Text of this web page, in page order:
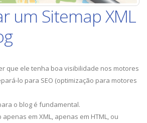
um Sitemap XML
que ele tenha boa visibilidade nos motores
lo para SEO (optimização para motores
o blog é fundamental.
em XML, apenas em HTML, ou